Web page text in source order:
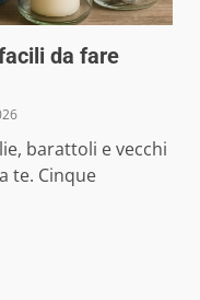
da fare
barattoli e vecchi
te. Cinque